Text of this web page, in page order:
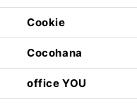
Cookie
Cocohana
office YOU